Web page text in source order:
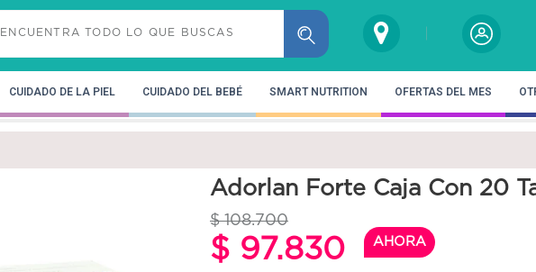
CUIDADO DE LA PIEL CUIDADO DEL BEBÉ SMART NUTRITION OFERTAS DEL MES
Adorlan Forte Caja Con 20
$ 108.700
$ 97.830 AHORA